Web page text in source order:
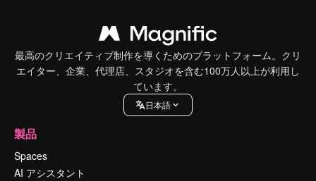
最高のクリエイティブ制作を導くためのプラットフォーム。クリ
エイター、企業、代理店、スタジオを含む100万人以上が利用し
ています。
日本語
製品
Spaces
AI アシスタント